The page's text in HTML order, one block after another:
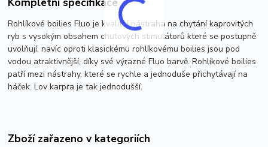
Rohlíkové boilies Fluo je kvalitní nástraha na chytání kaprovitých
ryb s vysokým obsahem chuťových stimulátorů které se postupně
uvolňují, navíc oproti klasickému rohlíkovému boilies jsou pod
vodou atraktivnější, díky své výrazné Fluo barvě. Rohlíkové boilies
patří mezi nástrahy, které se rychle a jednoduše přichytávají na
háček. Lov karpra je tak jednodušší.
Zboží zařazeno v kategoriích